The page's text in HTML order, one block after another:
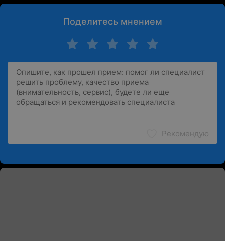
Поделитесь мнением
Рекомендую